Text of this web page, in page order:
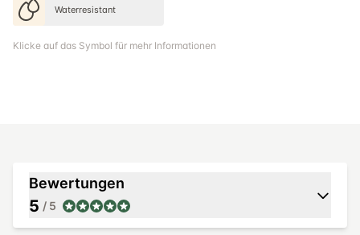
Waterresistant
Klicke auf das Symbol für mehr Informationen
Bewertungen
5 / 5